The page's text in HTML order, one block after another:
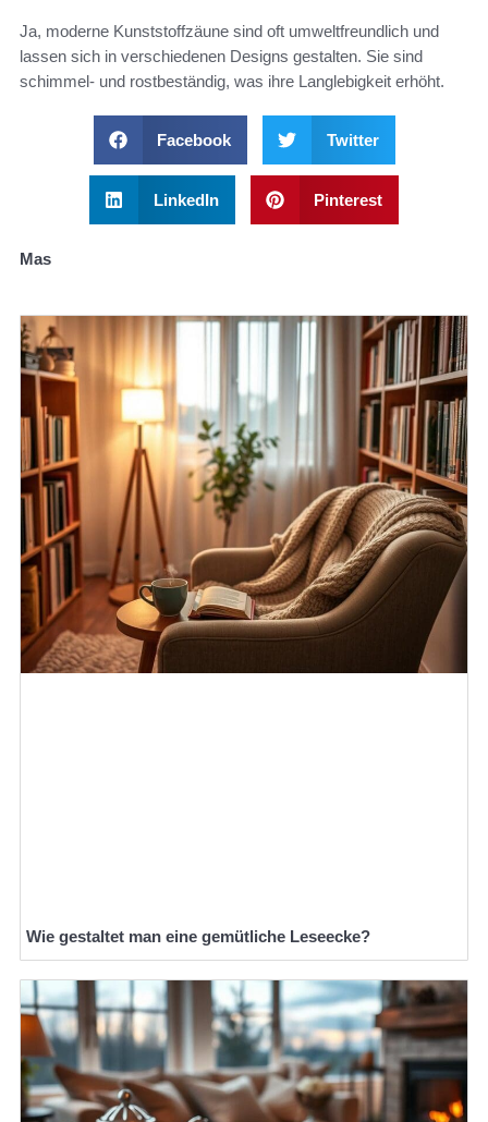
Ja, moderne Kunststoffzäune sind oft umweltfreundlich und
lassen sich in verschiedenen Designs gestalten. Sie sind
schimmel- und rostbeständig, was ihre Langlebigkeit erhöht.
Facebook Twitter
LinkedIn Pinterest
Mas
Wie gestaltet man eine gemütliche Leseecke?